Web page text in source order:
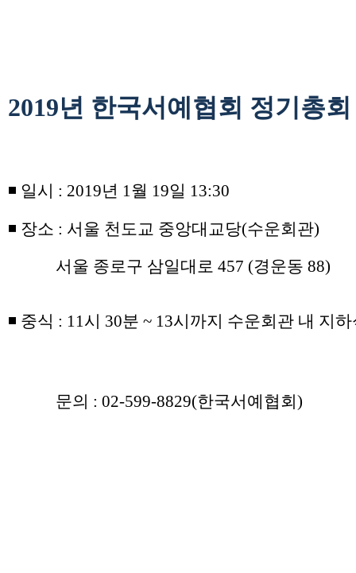
2019년 한국서예협회 정기총회
◾ 일시 : 2019년 1월 19일 13:30
◾ 장소 : 서울 천도교 중앙대교당(수운회관)
서울 종로구 삼일대로 457 (경운동 88)
◾ 중식 : 11시 30분 ~ 13시까지 수운회관 내 지
문의 : 02-599-8829(한국서예협회)